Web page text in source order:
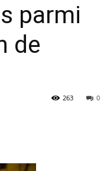
parmi
de
0
263